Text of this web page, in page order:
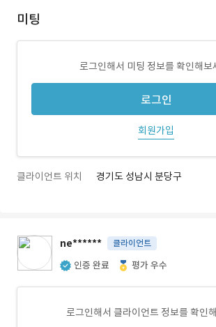
미팅
로그인해서 미팅 정보를 확인해보
로그인
회원가입
클라이언트 위치 경기도 성남시 분당구
ne****** 클라이언트
인증 완료 평가 우수
로그인해서 클라이언트 정보를 확인